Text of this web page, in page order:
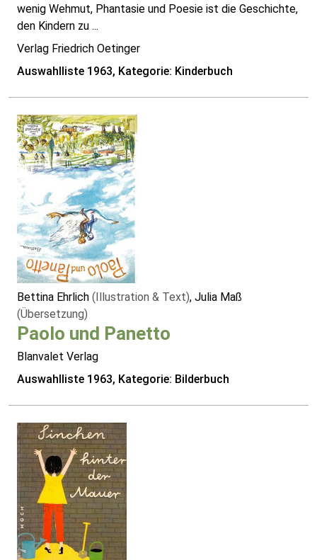
wenig Wehmut, Phantasie und Poesie ist die Geschichte,
den Kindern zu ...
Verlag Friedrich Oetinger
Auswahlliste 1963, Kategorie: Kinderbuch
Bettina Ehrlich (Illustration & Text), Julia Maß
(Übersetzung)
Paolo und Panetto
Blanvalet Verlag
Auswahlliste 1963, Kategorie: Bilderbuch